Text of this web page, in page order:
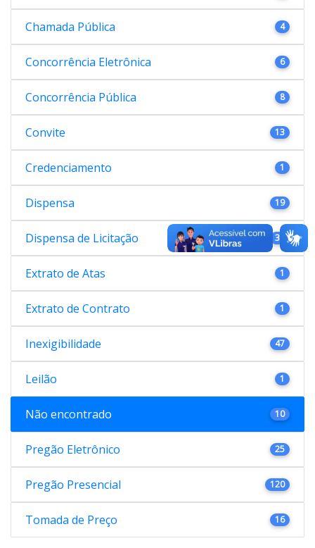
Chamada Pública 4
Concorrência Eletrônica 6
Concorrência Pública 8
Convite 13
Credenciamento 1
Dispensa 19
Dispensa de Licitação 38
Extrato de Atas 1
Extrato de Contrato 1
Inexigibilidade 47
Leilão 1
Não encontrado 10
Pregão Eletrônico 25
Pregão Presencial 120
Tomada de Preço 16